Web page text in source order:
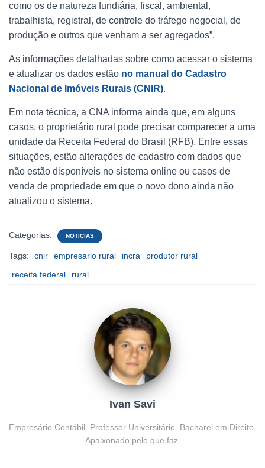
como os de natureza fundiária, fiscal, ambiental,
trabalhista, registral, de controle do tráfego negocial, de
produção e outros que venham a ser agregados”.
As informações detalhadas sobre como acessar o sistema
e atualizar os dados estão no manual do Cadastro
Nacional de Imóveis Rurais (CNIR).
Em nota técnica, a CNA informa ainda que, em alguns
casos, o proprietário rural pode precisar comparecer a uma
unidade da Receita Federal do Brasil (RFB). Entre essas
situações, estão alterações de cadastro com dados que
não estão disponíveis no sistema online ou casos de
venda de propriedade em que o novo dono ainda não
atualizou o sistema.
Categorias: NOTICIAS
Tags: cnir empresario rural incra
produtor rural
receita federal
rural
Ivan Savi
Empresário Contábil. Professor Universitário. Bacharel em Direito.
Apaixonado pelo que faz.